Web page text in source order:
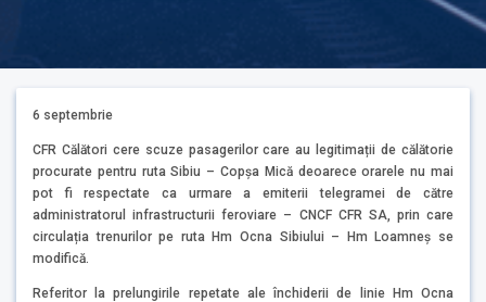
6 septembrie
CFR Călători cere scuze pasagerilor care au legitimații de călătorie
procurate pentru ruta Sibiu – Copșa Mică deoarece orarele nu mai
pot fi respectate ca urmare a emiterii telegramei de către
administratorul infrastructurii feroviare – CNCF CFR SA, prin care
circulația trenurilor pe ruta Hm Ocna Sibiului – Hm Loamneș se
modifică.
Referitor la prelungirile repetate ale închiderii de linie Hm Ocna